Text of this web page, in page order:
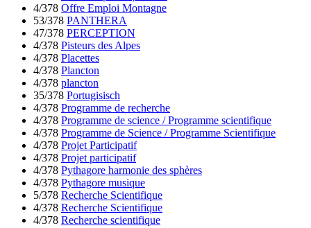
4/378 Offre Emploi Montagne
53/378 PANTHERA
47/378 PERCEPTION
4/378 Pisteurs des Alpes
4/378 Placettes
4/378 Plancton
4/378 plancton
35/378 Portugisisch
4/378 Programme de recherche
4/378 Programme de science / Programme scientifique
4/378 Programme de Science / Programme Scientifique
4/378 Projet Participatif
4/378 Projet participatif
4/378 Pythagore harmonie des sphères
4/378 Pythagore musique
5/378 Recherche Scientifique
4/378 Recherche Scientifique
4/378 Recherche scientifique